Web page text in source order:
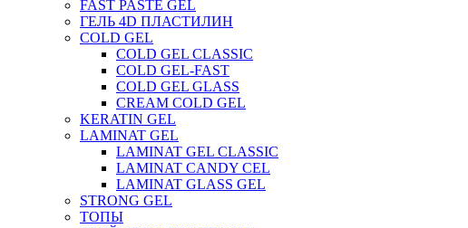
FAST PASTE GEL
ГЕЛЬ 4D ПЛАСТИЛИН
COLD GEL
COLD GEL CLASSIC
COLD GEL-FAST
COLD GEL GLASS
CREAM COLD GEL
KERATIN GEL
LAMINAT GEL
LAMINAT GEL CLASSIС
LAMINAT CANDY CEL
LAMINAT GLASS GEL
STRONG GEL
ТОПЫ